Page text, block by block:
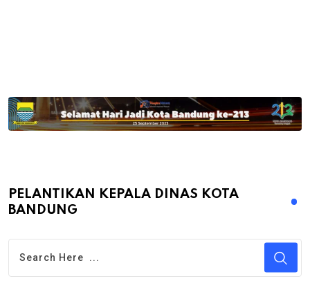
PELANTIKAN KEPALA DINAS KOTA
BANDUNG